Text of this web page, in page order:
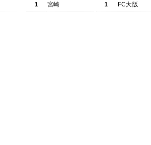
1 宮崎
1
FC大阪